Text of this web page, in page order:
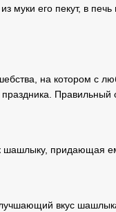
муки его пекут, в
на котором с
Правильный
придающая
вкус